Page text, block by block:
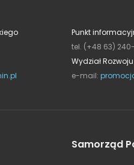
Punkt
tel. (+48 63)
Wydział
e-mail:
Samorząd